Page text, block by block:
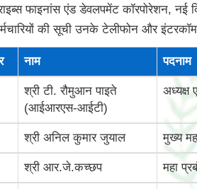
फाइनांस एंड डेवलपमेंट कॉरपोरेशन, नई
की सूची उनके टेलीफोन और
नाम पदनाम
श्री टी. रौमुआन पाइते
(आईआरएस-आईटी)
अध्यक्ष
श्री अनिल कुमार जुयाल मुख्‍य
श्री आर.जे.कच्छप महा